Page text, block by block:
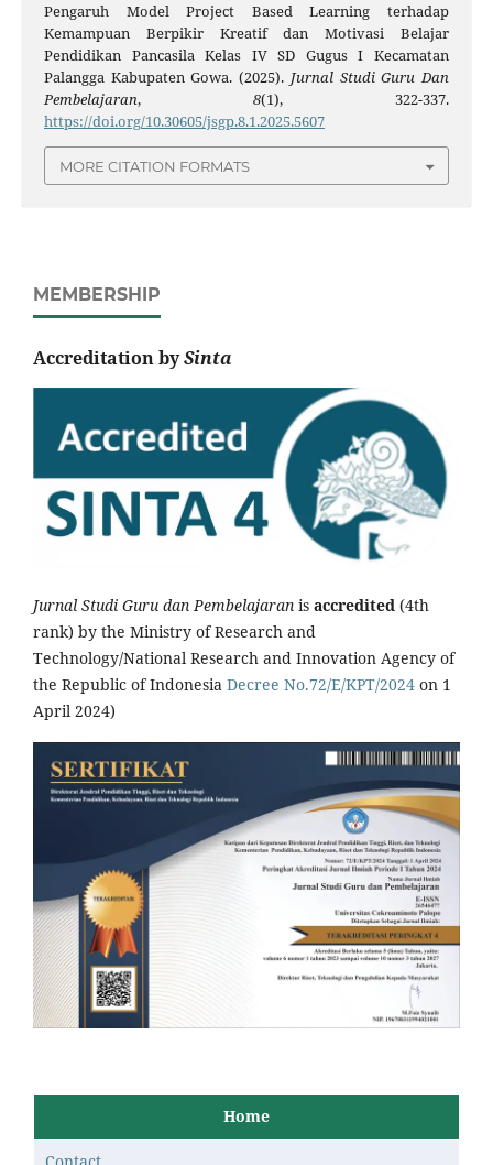
Pengaruh Model Project Based Learning terhadap
Kemampuan Berpikir Kreatif dan Motivasi Belajar
Pendidikan Pancasila Kelas IV SD Gugus I Kecamatan
Palangga Kabupaten Gowa. (2025). Jurnal Studi Guru Dan
Pembelajaran, 8(1), 322-337.
https://doi.org/10.30605/jsgp.8.1.2025.5607
MORE CITATION FORMATS
MEMBERSHIP
Accreditation bySinta
Jurnal Studi Guru dan Pembelajaran is accredited (4th
rank) by the Ministry of Research and
Technology/National Research and Innovation Agency of
the Republic of Indonesia Decree No.72/E/KPT/2024 on 1
April 2024)
Home